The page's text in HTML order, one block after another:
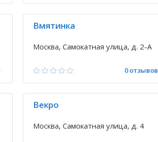
Вмятинка
Москва, Самокатная улица, д. 2-А
0 отзывов
Векро
Москва, Самокатная улица, д. 4